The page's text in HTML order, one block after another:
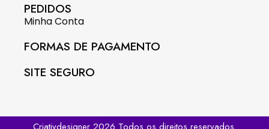
PEDIDOS
Minha Conta
FORMAS DE PAGAMENTO
SITE SEGURO